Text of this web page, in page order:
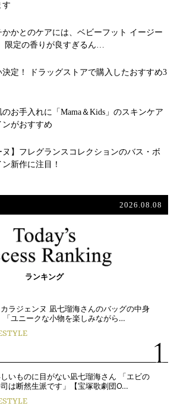
す
かかとのケアには、ベビーフット イージー
限定の香りが良すぎるん…
決定！ ドラッグストアで購入したおすすめ3
お手入れに「Mama＆Kids」のスキンケア
ンがおすすめ
ヌ】フレグランスコレクションのバス・ボ
新作に注目！
2026.08.08
ランキング
ラジェンヌ 凪七瑠海さんのバッグの中身
「ユニークな小物を楽しみながら…
いものに目がない凪七瑠海さん 「エビの
は断然生派です」【宝塚歌劇団O…